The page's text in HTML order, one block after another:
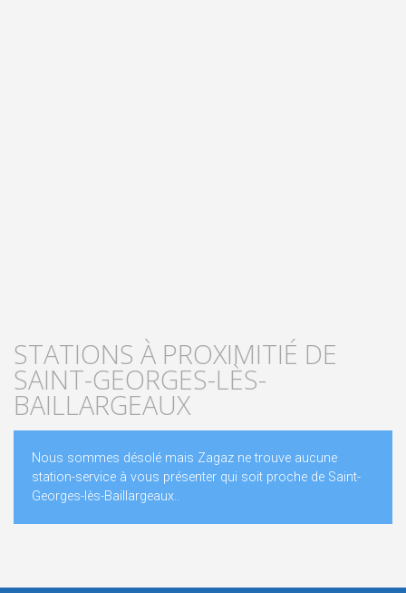
STATIONS À PROXIMITIÉ DE
SAINT-GEORGES-LÈS-
BAILLARGEAUX
Nous sommes désolé mais Zagaz ne trouve aucune
station-service à vous présenter qui soit proche de Saint-
Georges-lès-Baillargeaux..